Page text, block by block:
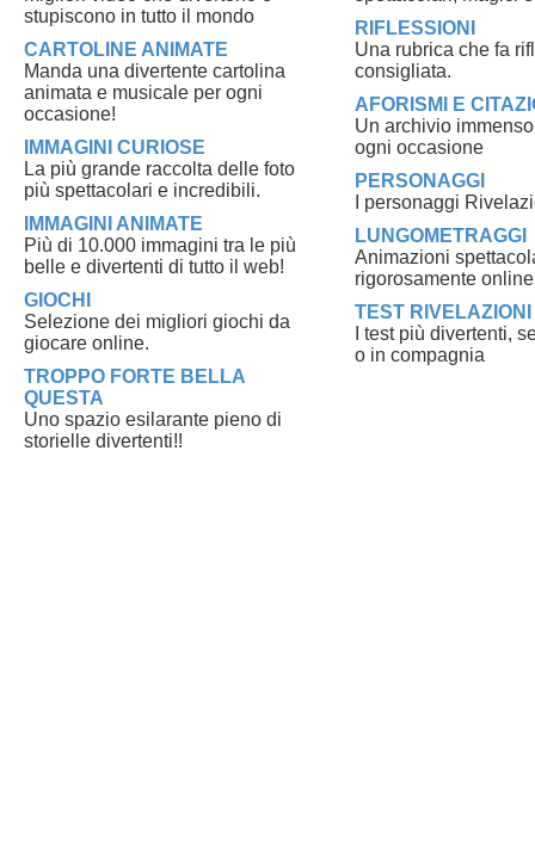
stupiscono in tutto il mondo
CARTOLINE ANIMATE
Manda una divertente cartolina
animata e musicale per ogni
occasione!
IMMAGINI CURIOSE
La più grande raccolta delle foto
più spettacolari e incredibili.
IMMAGINI ANIMATE
Più di 10.000 immagini tra le più
belle e divertenti di tutto il web!
GIOCHI
Selezione dei migliori giochi da
giocare online.
TROPPO FORTE BELLA
QUESTA
Uno spazio esilarante pieno di
storielle divertenti!!
RIFLESSIONI
Una rubrica che fa
consigliata.
AFORISMI E
Un archivio
ogni occasione
PERSONAGGI
I personaggi
LUNGOMETRAGGI
Animazioni
rigorosamente
TEST RIVELAZIONI
I test più divertenti,
o in compagnia